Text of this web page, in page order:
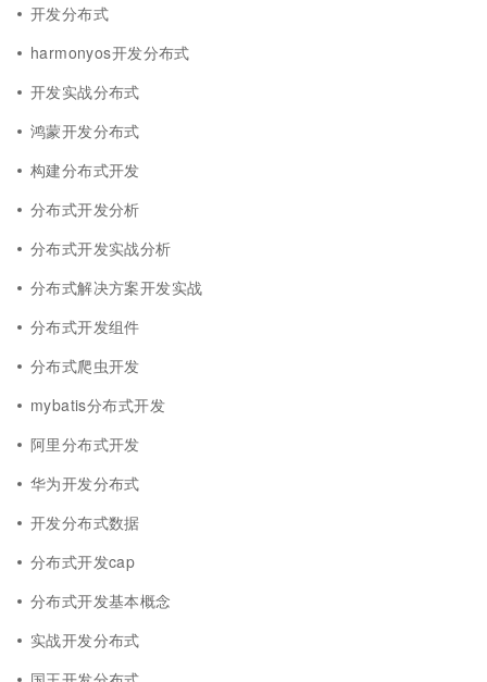
开发分布式
harmonyos开发分布式
开发实战分布式
鸿蒙开发分布式
构建分布式开发
分布式开发分析
分布式开发实战分析
分布式解决方案开发实战
分布式开发组件
分布式爬虫开发
mybatis分布式开发
阿里分布式开发
华为开发分布式
开发分布式数据
分布式开发cap
分布式开发基本概念
实战开发分布式